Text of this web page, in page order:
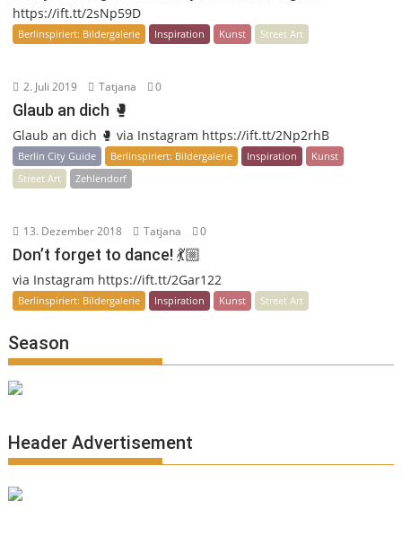
https://ift.tt/2sNp59D
Berlinspiriert: Bildergalerie Inspiration Kunst Street Art
2. Juli 2019 Tatjana 0
Glaub an dich 🥊
Glaub an dich 🥊 via Instagram https://ift.tt/2Np2rhB
Berlin City Guide Berlinspiriert: Bildergalerie Inspiration
Kunst
Street Art
Zehlendorf
13. Dezember 2018 Tatjana 0
Don’t forget to dance! 💃🏼
via Instagram https://ift.tt/2Gar122
Berlinspiriert: Bildergalerie Inspiration Kunst Street Art
Season
Header Advertisement